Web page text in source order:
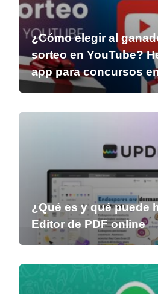
¿Cómo elegir al
sorteo en YouTube?
app para concursos
¿Qué es y qué puede
Editor de PDF online